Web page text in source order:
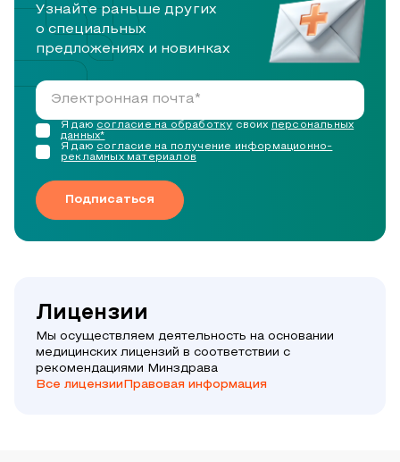
Узнайте раньше других
о специальных
предложениях и новинках
Подписаться
Я даю согласие на обработку своих персональных
данных*
Я даю согласие на получение информационно-
рекламных материалов
Лицензии
Мы осуществляем деятельность на основании
медицинских лицензий в соответствии с
рекомендациями Минздрава
Все лицензии Правовая информация